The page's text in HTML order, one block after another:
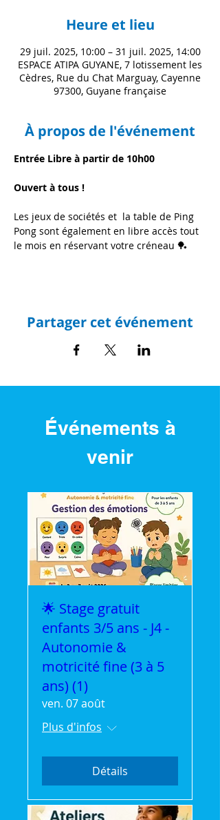
Heure et lieu
29 juil. 2025, 10:00 – 31 juil. 2025, 14:00
ESPACE ATIPA GUYANE, 7 lotissement les
Cèdres, Rue du Chat Marguay, Cayenne
97300, Guyane française
À propos de l'événement
Entrée Libre à partir de 10h00
Ouvert à tous !
Les jeux de sociétés et  la table de Ping
Pong sont également en libre accès tout
le mois en réservant votre créneau 🏓
Partager cet événement
Événements à
venir
🌟 Stage gratuit
enfants 3/5 ans - J4 -
Autonomie &
motricité fine (3 à 5
ans) (1)
ven. 07 août
Plus d'infos
Détails